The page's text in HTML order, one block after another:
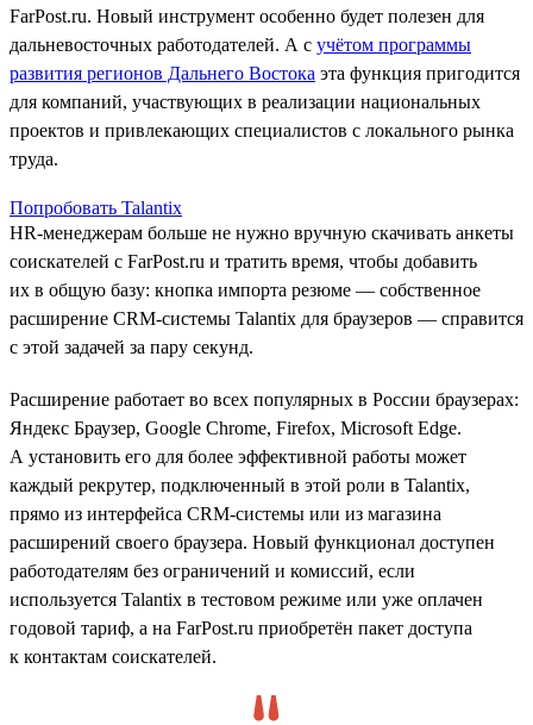
FarPost.ru. Новый инструмент особенно будет полезен для
дальневосточных работодателей. А с учётом программы
развития регионов Дальнего Востока эта функция пригодится
для компаний, участвующих в реализации национальных
проектов и привлекающих специалистов с локального рынка
труда.
Попробовать Talantix
HR-менеджерам больше не нужно вручную скачивать анкеты
соискателей с FarPost.ru и тратить время, чтобы добавить
их в общую базу: кнопка импорта резюме — собственное
расширение CRM-системы Talantix для браузеров — справится
с этой задачей за пару секунд.
Расширение работает во всех популярных в России браузерах:
Яндекс Браузер, Google Chrome, Firefox, Microsoft Edge.
А установить его для более эффективной работы может
каждый рекрутер, подключенный в этой роли в Talantix,
прямо из интерфейса CRM-системы или из магазина
расширений своего браузера. Новый функционал доступен
работодателям без ограничений и комиссий, если
используется Talantix в тестовом режиме или уже оплачен
годовой тариф, а на FarPost.ru приобретён пакет доступа
к контактам соискателей.